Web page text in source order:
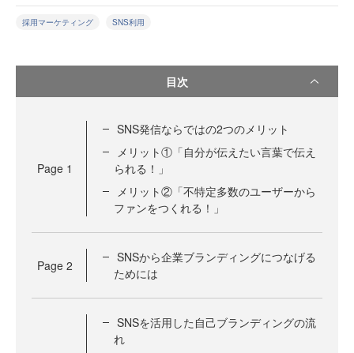
採用マーケティング SNS利用
目次
Page 1
SNS発信ならではの2つのメリット
メリット①「自分が伝えたい言葉で伝え
られる！」
メリット②「不特定多数のユーザーから
ファンをつくれる！」
Page 2
SNSから企業ブランディングにつなげる
ためには
SNSを活用した自己ブランディングの流
れ